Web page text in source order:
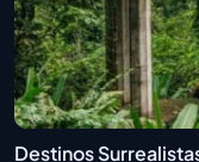
Destinos